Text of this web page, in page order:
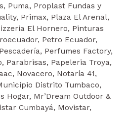
Puma, Proplast Fundas y
Primax, Plaza El Arenal,
El Hornero, Pinturas
Petro Ecuador,
Perfumes Factory,
Parabrisas, Papeleria Troya,
Novacero, Notaría 41,
Distrito Tumbaco,
Hogar, Mr’Dream Outdoor &
Cumbayá, Movistar,